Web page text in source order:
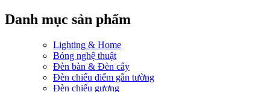
Danh mục sản phẩm
Lighting & Home
Bóng nghệ thuật
Đèn bàn & Đèn cây
Đèn chiếu điểm gắn tường
Đèn chiếu gương